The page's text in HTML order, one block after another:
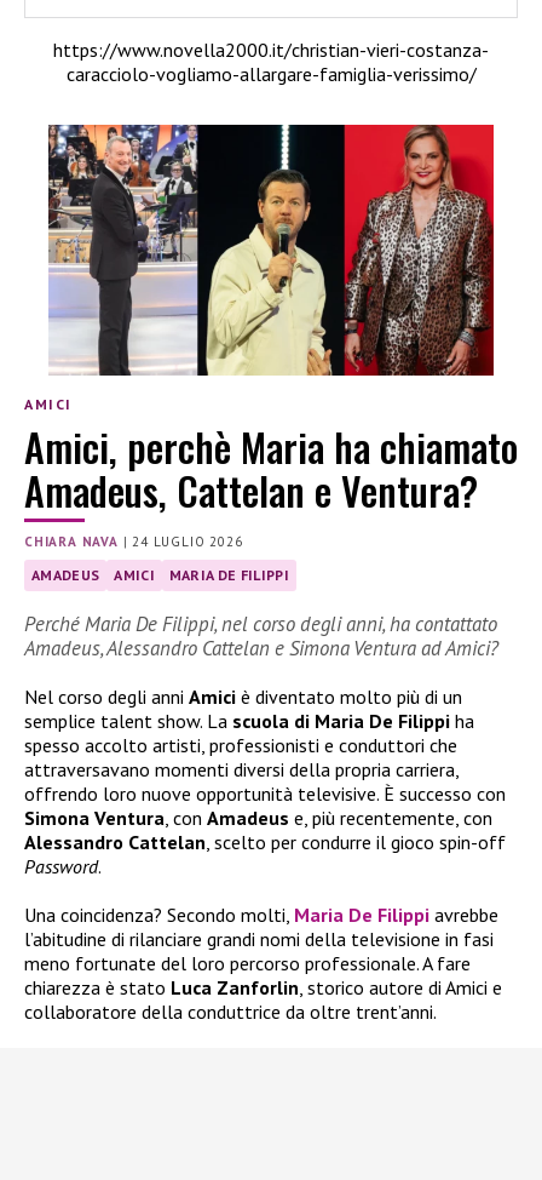
https://www.novella2000.it/christian-vieri-costanza-
caracciolo-vogliamo-allargare-famiglia-verissimo/
AMICI
Amici, perchè Maria ha chiamato
Amadeus, Cattelan e Ventura?
CHIARA NAVA |24 LUGLIO 2026
AMADEUS AMICI MARIA DE FILIPPI
Perché Maria De Filippi, nel corso degli anni, ha contattato
Amadeus, Alessandro Cattelan e Simona Ventura ad Amici?
Nel corso degli anni Amici è diventato molto più di un
semplice talent show. La scuola di Maria De Filippi ha
spesso accolto artisti, professionisti e conduttori che
attraversavano momenti diversi della propria carriera,
offrendo loro nuove opportunità televisive. È successo con
Simona Ventura , con Amadeus e, più recentemente, con
Alessandro Cattelan , scelto per condurre il gioco spin-off
Password.
Una coincidenza? Secondo molti, Maria De Filippi avrebbe
l’abitudine di rilanciare grandi nomi della televisione in fasi
meno fortunate del loro percorso professionale. A fare
chiarezza è stato Luca Zanforlin , storico autore di Amici e
collaboratore della conduttrice da oltre trent’anni.